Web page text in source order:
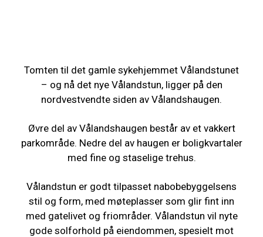
Tomten til det gamle sykehjemmet Vålandstunet
– og nå det nye Vålandstun, ligger på den
nordvestvendte siden av Vålandshaugen.
Øvre del av Vålandshaugen består av et vakkert
parkområde. Nedre del av haugen er boligkvartaler
med fine og staselige trehus.
Vålandstun er godt tilpasset nabobebyggelsens
stil og form, med møteplasser som glir fint inn
med gatelivet og friområder. Vålandstun vil nyte
gode solforhold på eiendommen, spesielt mot